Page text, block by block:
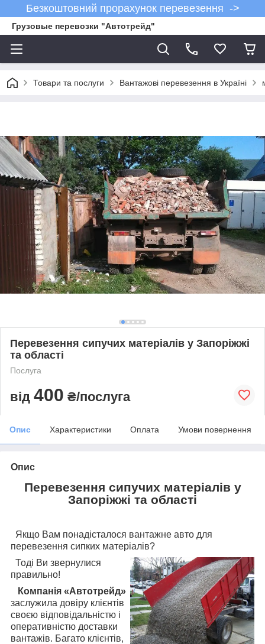
Безкоштовний прорахунок перевезення ->
Грузовые перевозки "Автотрейд"
Товари та послуги Вантажові перевезення в Україні
Перевезення сипучих матеріалів у Запоріжжі
та області
Послуга
від 400 ₴/послуга
Опис Характеристики Оплата Умови повернення
Опис
Перевезення сипучих матеріалів у
Запоріжжі та області
Якщо Вам понадісталося вантажне авто для
перевезення сипких матеріалів?
Тоді Ви звернулися
правильно!
Компанія «Автотрейд»
заслужила довіру клієнтів
своєю відповідальністю і
оперативністю доставки
вантажів. Багато клієнтів,